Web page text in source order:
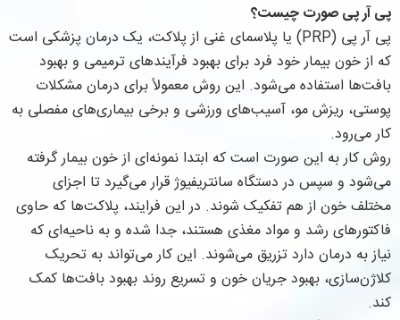
پی آر پی صورت چیست؟
پی آر پی (PRP) یا پلاسمای غنی از پلاکت، یک درمان پزشکی است
که از خون بیمار خود فرد برای بهبود فرآیندهای ترمیمی و بهبود
بافت‌ها استفاده می‌شود. این روش معمولاً برای درمان مشکلات
پوستی، ریزش مو، آسیب‌های ورزشی و برخی بیماری‌های مفصلی به
کار می‌رود.
روش کار به این صورت است که ابتدا نمونه‌ای از خون بیمار گرفته
می‌شود و سپس در دستگاه سانتریفیوژ قرار می‌گیرد تا اجزای
مختلف خون از هم تفکیک شوند. در این فرایند، پلاکت‌ها که حاوی
فاکتورهای رشد و مواد مغذی هستند، جدا شده و به ناحیه‌ای که
نیاز به درمان دارد تزریق می‌شوند. این کار می‌تواند به تحریک
کلاژن‌سازی، بهبود جریان خون و تسریع روند بهبود بافت‌ها کمک
کند.